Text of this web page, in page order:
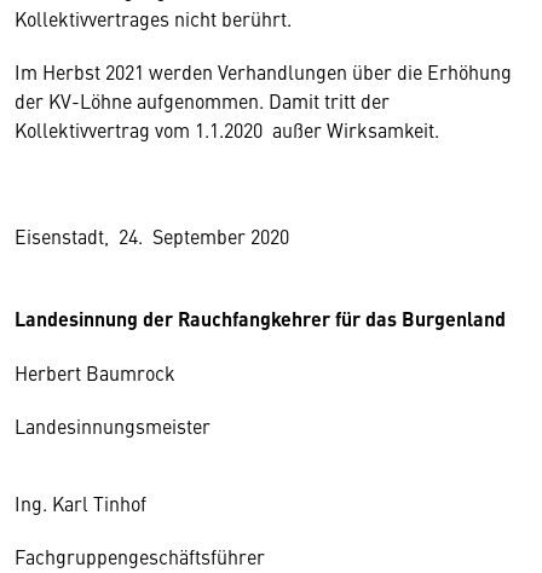
Kollektivvertrages nicht berührt.
Im Herbst 2021 werden Verhandlungen über die Erhöhung
der KV-Löhne aufgenommen. Damit tritt der
Kollektivvertrag vom 1.1.2020 außer Wirksamkeit.
Eisenstadt, 24. September 2020
Landesinnung der Rauchfangkehrer für das Burgenland
Herbert Baumrock
Landesinnungsmeister
Ing. Karl Tinhof
Fachgruppengeschäftsführer